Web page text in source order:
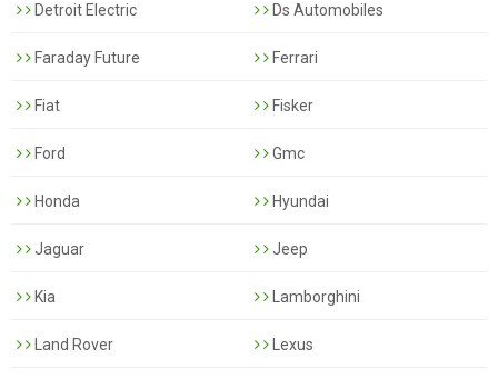
Detroit Electric Ds Automobiles
Faraday Future Ferrari
Fiat Fisker
Ford Gmc
Honda Hyundai
Jaguar Jeep
Kia Lamborghini
Land Rover Lexus